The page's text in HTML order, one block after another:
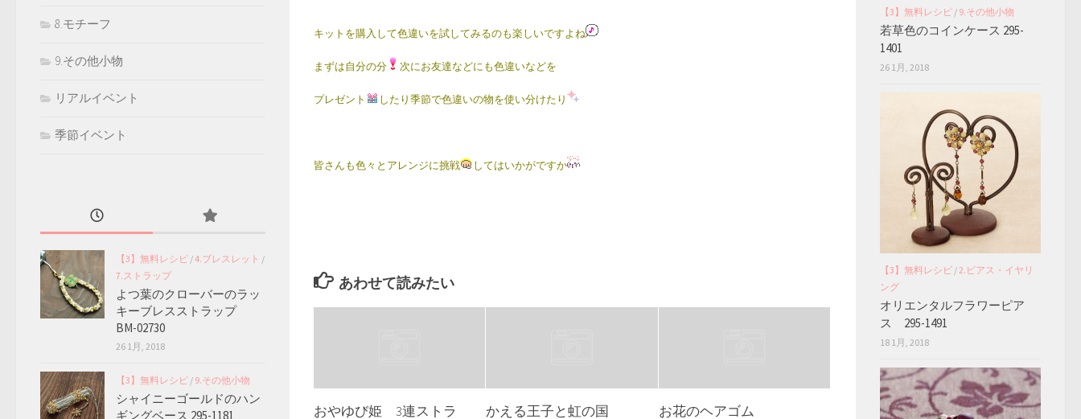
キットを購入して色違いを試してみるのも楽しいですよね
まずは自分の分 次にお友達などにも色違いなどを
プレゼント したり季節で色違いの物を使い分けたり
皆さんも色々とアレンジに挑戦 してはいかがですか
あわせて読みたい
おやゆび姫 3連ストラ
かえる王子と虹の国 お花のヘアゴム
8.モチーフ
9.その他小物
リアルイベント
季節イベント
【3】無料レシピ /4.ブレスレット /
7.ストラップ
よつ葉のクローバーのラッ
キーブレスストラップ
BM-02730
26 1月, 2018
【3】無料レシピ / 9.その他小物
シャイニーゴールドのハン
ギングベース 295-1181
【3】無料レシピ / 9.その他小物
若草色のコインケース 295-
1401
26 1月, 2018
【3】無料レシピ /2.ピアス・イヤリ
ング
オリエンタルフラワーピア
ス 295-1491
18 1月, 2018